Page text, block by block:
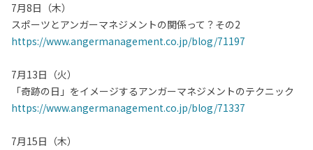
7月8日（木）
スポーツとアンガーマネジメントの関係って？その2
https://www.angermanagement.co.jp/blog/71197
7月13日（火）
「奇跡の日」をイメージするアンガーマネジメントのテクニック
https://www.angermanagement.co.jp/blog/71337
7月15日（木）